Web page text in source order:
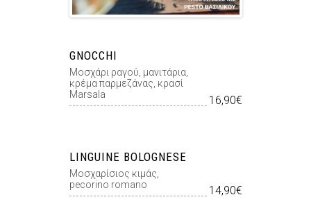
GNOCCHI
Μοσχάρι ραγού, μανιτάρια,
κρέμα παρμεζάνας, κρασί
Marsala
16,90€
LINGUINE BOLOGNESE
Μοσχαρίσιος κιμάς,
pecorino romano
14,90€